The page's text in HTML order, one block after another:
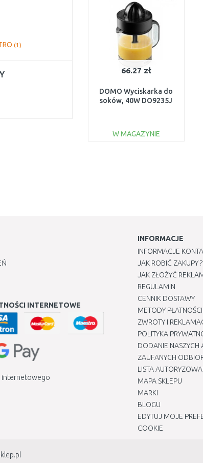
66.27 zł
DOMO Wyciskarka do
soków, 40W DO9235J
W MAGAZYNIE
(1)
INTERNETOWE
INFORMACJE
INFORMACJE
JAK ROBIĆ ZAKUPY ?
JAK ZŁOŻYĆ
REGULAMIN
CENNIK DOSTAWY
METODY PŁATNOŚCI
ZWROTY I
POLITYKA
DODANIE NASZYCH
ZAUFANYCH
LISTA
MAPA SKLEPU
MARKI
BLOGU
EDYTUJ MOJE
COOKIE